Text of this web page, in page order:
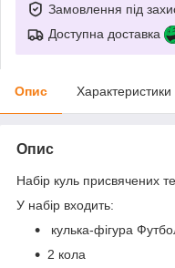
Замовлення під
Доступна доставка
Опис Характеристики
Опис
Набір куль присвячених
У набір входить:
кулька-фігура
2 кола